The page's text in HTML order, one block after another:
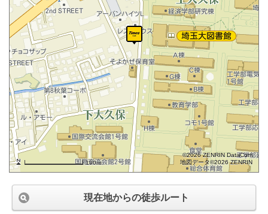
100m
©2026 ZENRIN DataCom
地図データ©2026 ZENRIN
現在地からの徒歩ルート